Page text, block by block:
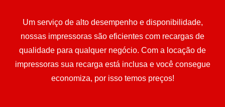
Um serviço de alto desempenho e disponibilidade,
nossas impressoras são eficientes com recargas de
qualidade para qualquer negócio. Com a locação de
impressoras sua recarga está inclusa e você consegue
economiza, por isso temos preços!